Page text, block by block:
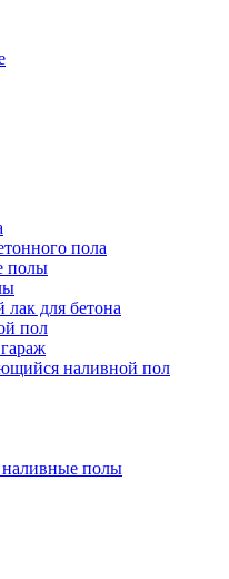
пола
полы
для бетона
пол
наливной пол
полы